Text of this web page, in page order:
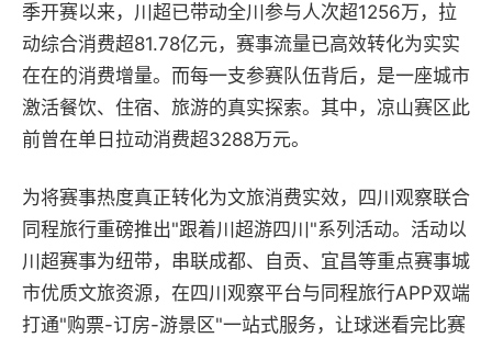
季开赛以来，川超已带动全川参与人次超1256万，拉
动综合消费超81.78亿元，赛事流量已高效转化为实实
在在的消费增量。而每一支参赛队伍背后，是一座城市
激活餐饮、住宿、旅游的真实探索。其中，凉山赛区此
前曾在单日拉动消费超3288万元。
为将赛事热度真正转化为文旅消费实效，四川观察联合
同程旅行重磅推出"跟着川超游四川"系列活动。活动以
川超赛事为纽带，串联成都、自贡、宜昌等重点赛事城
市优质文旅资源，在四川观察平台与同程旅行APP双端
打通"购票-订房-游景区"一站式服务，让球迷看完比赛